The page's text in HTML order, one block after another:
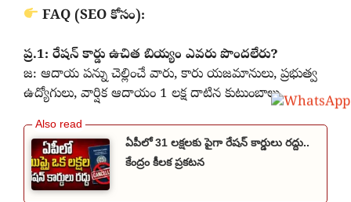
FAQ (SEO కోసం):
ప్ర.1: రేషన్ కార్డు ఉచిత బియ్యం ఎవరు పొందలేరు?
జ: ఆదాయ పన్ను చెల్లించే వారు, కారు యజమానులు, ప్రభుత్వ
ఉద్యోగులు, వార్షిక ఆదాయం 1 లక్ష దాటిన కుటుంబాలు.
ఏపీలో 31 లక్షలకు పైగా రేషన్ కార్డులు రద్దు..
కేంద్రం కీలక ప్రకటన